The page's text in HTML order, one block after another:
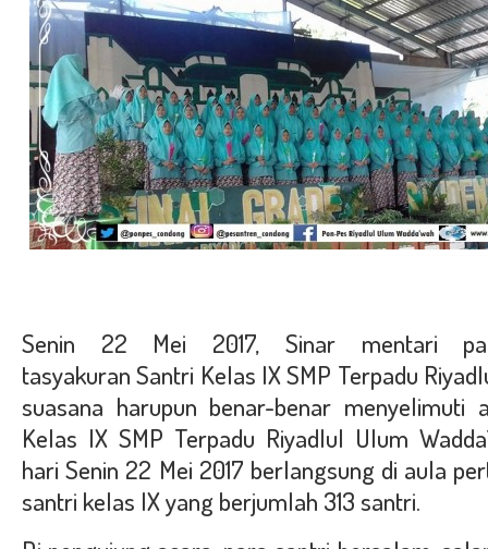
Senin 22 Mei 2017, Sinar mentari
tasyakuran Santri Kelas IX SMP Terpadu
suasana harupun benar-benar menyelimuti
Kelas IX SMP Terpadu Riyadlul Ulum
hariSenin 22 Mei 2017 berlangsung di aula
santri kelas IX yang berjumlah 313 santri.